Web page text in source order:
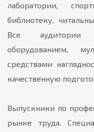
лаборатории,
библиотеку,
Все аудитории
оборудованием,
средствами
качественную
Выпускники по
рынке труда.